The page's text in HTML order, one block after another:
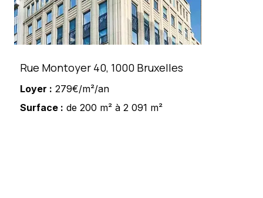
Rue Montoyer 40, 1000 Bruxelles
Loyer : 279€/m²/an
Surface : de 200 m² à 2 091 m²